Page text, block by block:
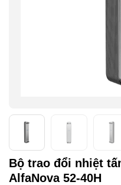
Bộ trao đổi nhiệt
AlfaNova 52-40H